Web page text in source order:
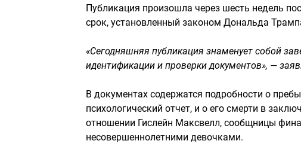
Публикация произошла через шесть недель
срок, установленный законом Дональда
«Сегодняшняя публикация знаменует собой
идентификации и проверки документов», —
В документах содержатся подробности о
психологический отчет, и о его смерти в
отношении Гислейн Максвелл, сообщницы
несовершеннолетними девочками.